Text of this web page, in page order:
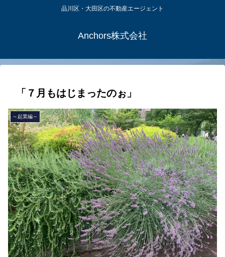
品川区・大田区の不動産エージェント
Anchors株式会社
「７月もはじまったのぉ」
～起業編～